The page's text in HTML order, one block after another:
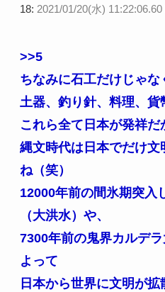
18: 2021/01/20(水)
>>5
ちなみに石工だけじゃな
土器、釣り針、料理、貨
これら全て日本が発祥だ
縄文時代は日本でだけ文
ね（笑）
12000年前の間氷期突入
（大洪水）や、
7300年前の鬼界カルデ
よって
日本から世界に文明が拡